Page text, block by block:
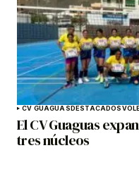
CV GUAGUASDESTACADOS
El CV Guaguas
tres núcleos